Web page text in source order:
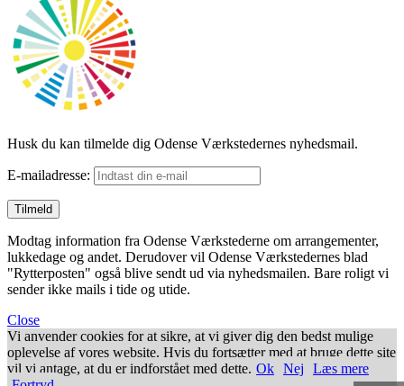
Husk du kan tilmelde dig Odense Værkstedernes nyhedsmail.
E-mailadresse:
Modtag information fra Odense Værkstederne om arrangementer,
lukkedage og andet. Derudover vil Odense Værkstedernes blad
"Rytterposten" også blive sendt ud via nyhedsmailen. Bare roligt vi
sender ikke mails i tide og utide.
Close
Vi anvender cookies for at sikre, at vi giver dig den bedst mulige
oplevelse af vores website. Hvis du fortsætter med at bruge dette site
vil vi antage, at du er indforstået med dette. Ok Nej
Læs mere